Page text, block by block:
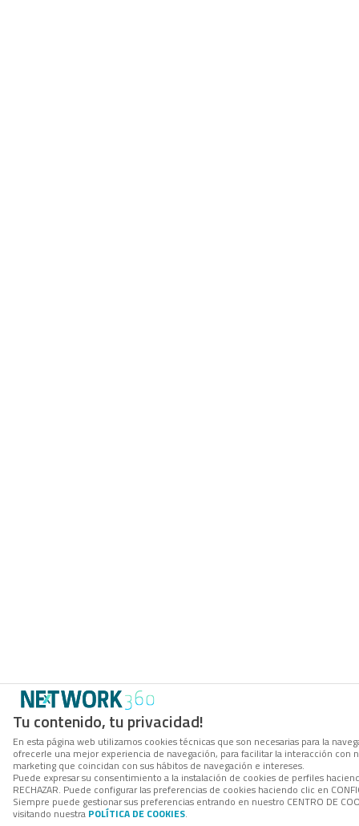
Tu contenido, tu privacidad!
En esta página web utilizamos cookies técnicas que son necesarias para la
ofrecerle una mejor experiencia de navegación, para facilitar la interacción
marketing que coincidan con sus hábitos de navegación e intereses.
Puede expresar su consentimiento a la instalación de cookies de perfiles
RECHAZAR. Puede configurar las preferencias de cookies haciendo clic en
Siempre puede gestionar sus preferencias entrando en nuestro CENTRO DE
visitando nuestra POLÍTICA DE COOKIES.